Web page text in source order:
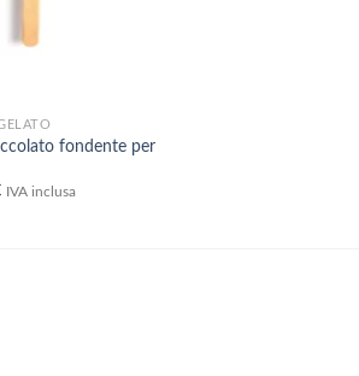
fondente per
IlIVA inclusa